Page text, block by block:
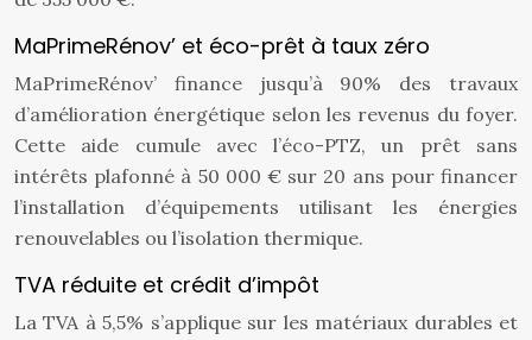
MaPrimeRénov’ et éco-prêt à taux zéro
MaPrimeRénov’ finance jusqu’à 90% des travaux
d’amélioration énergétique selon les revenus du foyer.
Cette aide cumule avec l’éco-PTZ, un prêt sans
intérêts plafonné à 50 000 € sur 20 ans pour financer
l’installation d’équipements utilisant les énergies
renouvelables ou l’isolation thermique.
TVA réduite et crédit d’impôt
La TVA à 5,5% s’applique sur les matériaux durables et